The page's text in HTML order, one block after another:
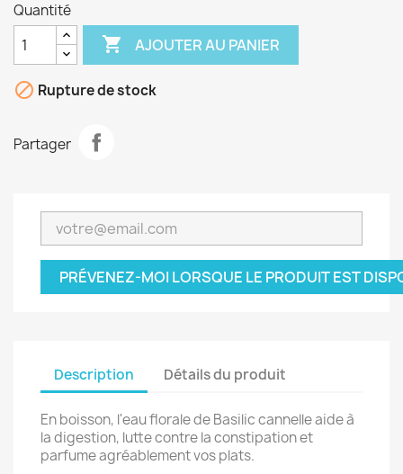
Quantité
 AJOUTER AU PANIER
 Rupture de stock
Partager
PRÉVENEZ-MOI LORSQUE LE PRODUIT EST
Description Détails du produit
En boisson, l'eau florale de Basilic cannelle aide à
la digestion, lutte contre la constipation et
parfume agréablement vos plats.